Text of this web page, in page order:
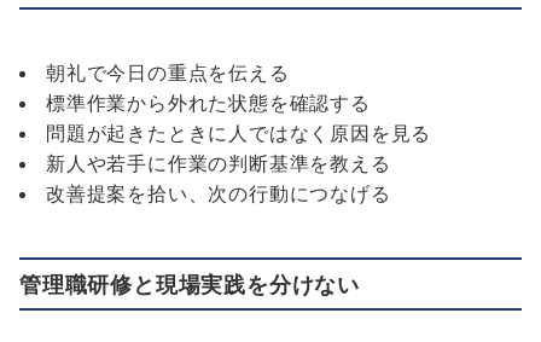
朝礼で今日の重点を伝える
標準作業から外れた状態を確認する
問題が起きたときに人ではなく原因を見る
新人や若手に作業の判断基準を教える
改善提案を拾い、次の行動につなげる
管理職研修と現場実践を分けない